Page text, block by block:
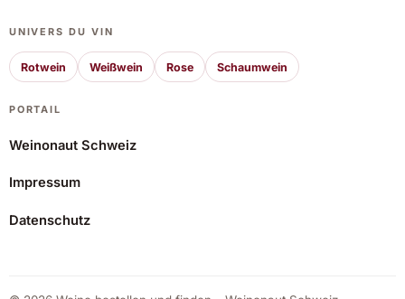
UNIVERS DU VIN
Rotwein Weißwein Rose Schaumwein
PORTAIL
Weinonaut Schweiz
Impressum
Datenschutz